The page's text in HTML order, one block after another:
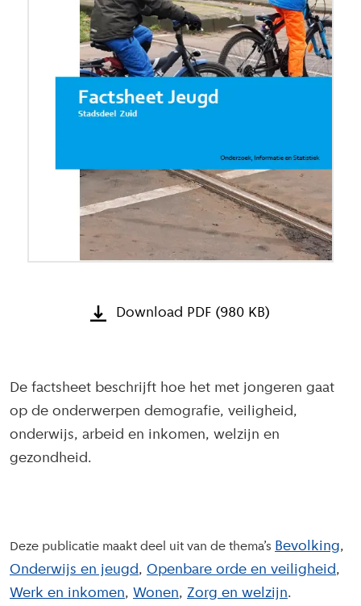
Download PDF (980 KB)
De factsheet beschrijft hoe het met jongeren gaat
op de onderwerpen demografie, veiligheid,
onderwijs, arbeid en inkomen, welzijn en
gezondheid.
Deze publicatie maakt deel uit van de thema’s Bevolking
Onderwijs en jeugd Openbare orde en veiligheid
Werk en inkomen
Wonen Zorg en welzijn